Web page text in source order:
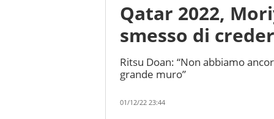
Qatar 2022,
smesso di
Ritsu Doan: “Non abbiamo
grande muro”
01/12/22 23:44